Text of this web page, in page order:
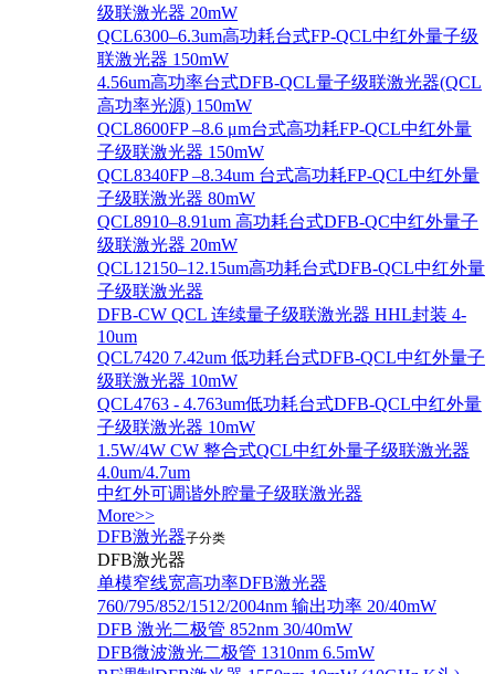
级联激光器 20mW
QCL6300–6.3um高功耗台式FP-QCL中红外量子级
联激光器 150mW
4.56um高功率台式DFB-QCL量子级联激光器(QCL
高功率光源) 150mW
QCL8600FP –8.6 μm台式高功耗FP-QCL中红外量
子级联激光器 150mW
QCL8340FP –8.34um 台式高功耗FP-QCL中红外量
子级联激光器 80mW
QCL8910–8.91um 高功耗台式DFB-QC中红外量子
级联激光器 20mW
QCL12150–12.15um高功耗台式DFB-QCL中红外量
子级联激光器
DFB-CW QCL 连续量子级联激光器 HHL封装 4-
10um
QCL7420 7.42um 低功耗台式DFB-QCL中红外量子
级联激光器 10mW
QCL4763 - 4.763um低功耗台式DFB-QCL中红外量
子级联激光器 10mW
1.5W/4W CW 整合式QCL中红外量子级联激光器
4.0um/4.7um
中红外可调谐外腔量子级联激光器
More>>
DFB激光器子分类
DFB激光器
单模窄线宽高功率DFB激光器
760/795/852/1512/2004nm 输出功率 20/40mW
DFB 激光二极管 852nm 30/40mW
DFB微波激光二极管 1310nm 6.5mW